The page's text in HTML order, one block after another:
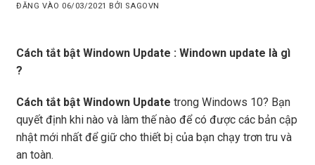
ĐĂNG VÀO 06/03/2021 BỞI SAGOVN
Cách tắt bật Windown Update : Windown update là gì
?
Cách tắt bật Windown Update trong Windows 10? Bạn
quyết định khi nào và làm thế nào để có được các bản cập
nhật mới nhất để giữ cho thiết bị của bạn chạy trơn tru và
an toàn.